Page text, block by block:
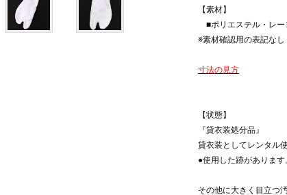
【素材】
■ポリエステル・レー
※素材確認用の表記なし
寸法の見方
【状態】
『貸衣装処分品』
貸衣装としてレンタル
●使用した跡があります
その他に大きく目立つ